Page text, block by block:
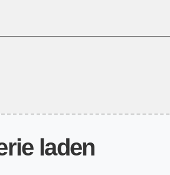
laden